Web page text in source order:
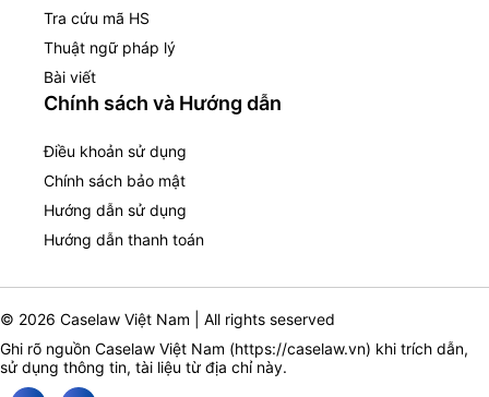
Tra cứu mã HS
Thuật ngữ pháp lý
Bài viết
Chính sách và Hướng dẫn
Điều khoản sử dụng
Chính sách bảo mật
Hướng dẫn sử dụng
Hướng dẫn thanh toán
© 2026 Caselaw Việt Nam | All rights seserved
Ghi rõ nguồn Caselaw Việt Nam (https://caselaw.vn) khi trích dẫn,
sử dụng thông tin, tài liệu từ địa chỉ này.